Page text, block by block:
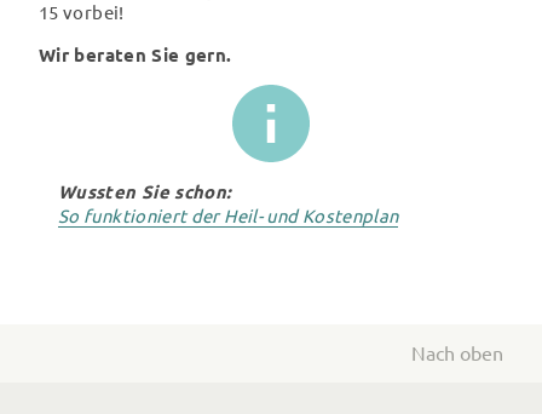
15 vorbei!
Wir beraten Sie gern.
Wussten Sie schon:
So funktioniert der Heil- und Kostenplan
Nach oben